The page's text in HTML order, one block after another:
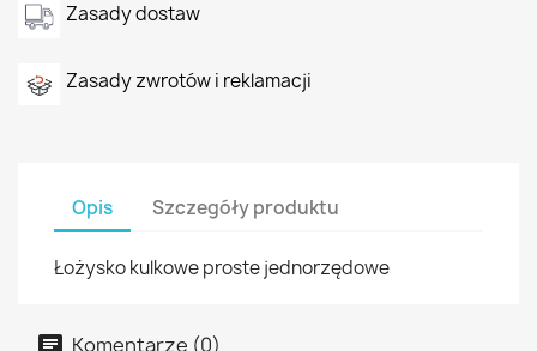
Zasady dostaw
Zasady zwrotów i reklamacji
Opis Szczegóły produktu
Łożysko kulkowe proste jednorzędowe
Komentarze (0)